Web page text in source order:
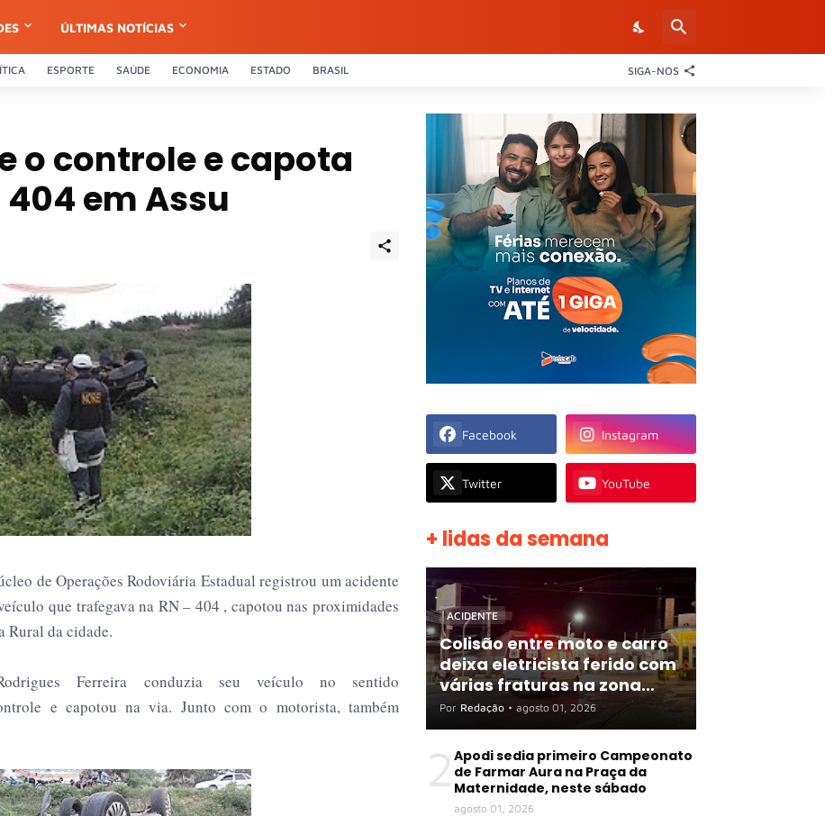
ÚLTIMAS NOTÍCIAS
ESPORTE SAÚDE ECONOMIA ESTADO BRASIL SIGA-NOS
o controle e capota
em Assu
de Operações Rodoviária Estadual registrou um acidente
que trafegava na RN – 404 , capotou nas proximidades
Rural da cidade.
Ferreira conduzia seu veículo no sentido
e capotou na via. Junto com o motorista, também
Facebook Instagram
Twitter YouTube
+ lidas da semana
ACIDENTE
Colisão entre moto e carro
deixa eletricista ferido com
várias fraturas na zona
rural de Apodi
Por Redação • agosto 01, 2026
2 Apodi sedia primeiro Campeonato
de Farmar Aura na Praça da
Maternidade, neste sábado
agosto 01, 2026